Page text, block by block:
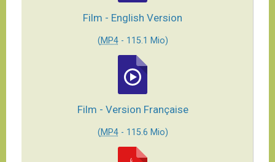
Film - English Version
(MP4- 115.1 Mio)
Film - Version Française
(MP4- 115.6 Mio)